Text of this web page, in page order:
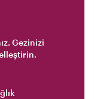
Gezinizi